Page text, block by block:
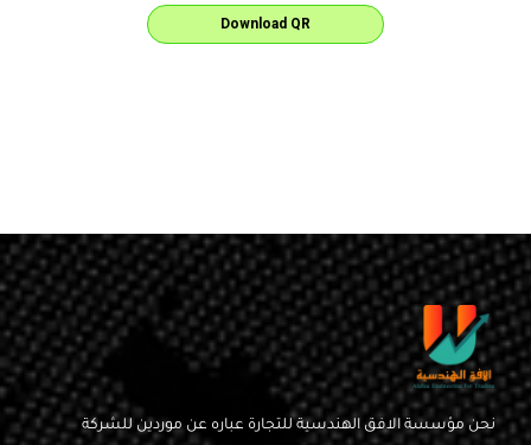
Download QR
نحن مؤسسة الافق الهندسية للتجارة عباره عن موردين للشركة